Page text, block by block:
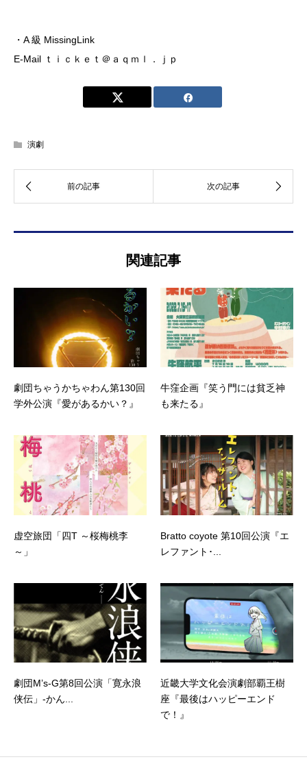
・A 級 MissingLink
E-Mail ｔｉｃｋｅｔ＠ａｑｍｌ．ｊｐ
演劇
関連記事
劇団ちゃうかちゃわん第130回
学外公演『愛があるかい？』
牛窪企画『笑う門には貧乏神
も来たる』
虚空旅団「四T ～桜梅桃李
～」
Bratto coyote 第10回公演『エ
レファント･...
劇団M’s-G第8回公演「寛永浪
侠伝」‐かん...
近畿大学文化会演劇部覇王樹
座『最後はハッピーエンド
で！』